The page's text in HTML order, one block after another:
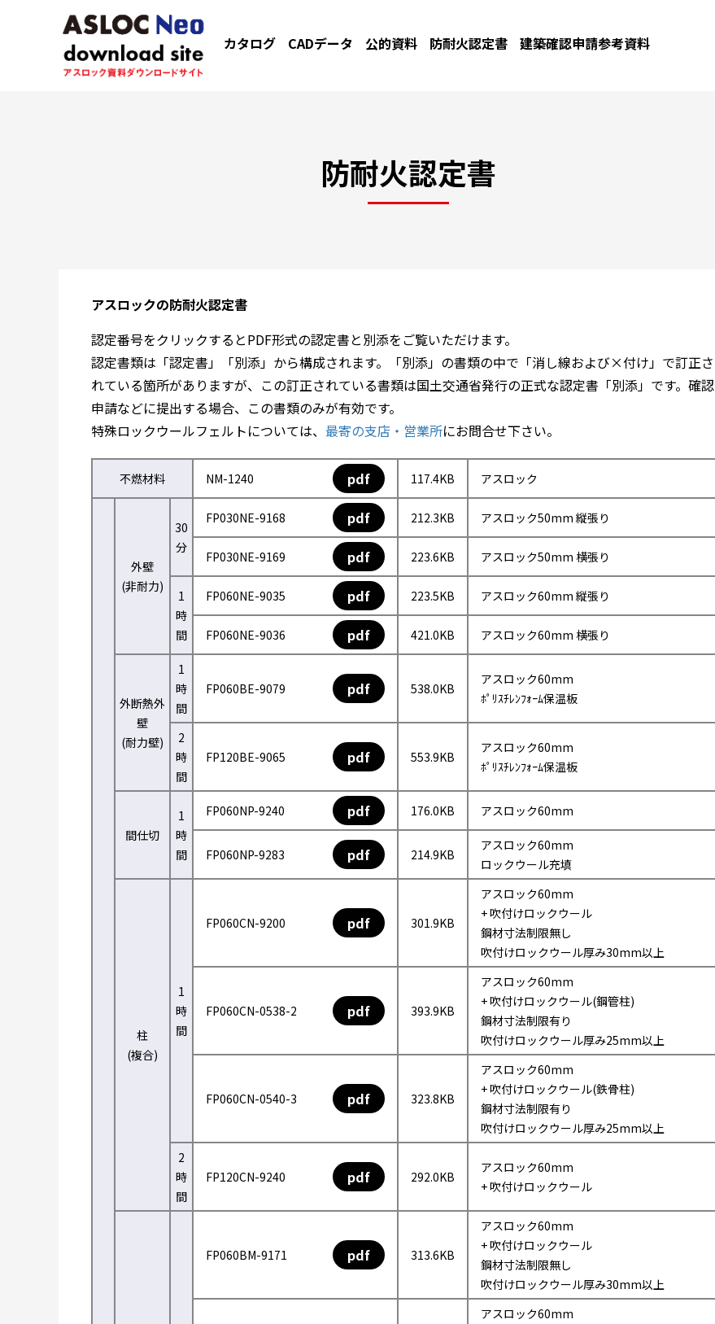
カタログ CADデータ 公的資料 防耐火認定書 建築確認申請参考資料
防耐火認定書
アスロックの防耐火認定書
認定番号をクリックするとPDF形式の認定書と別添をご覧いただけます。
認定書類は「認定書」「別添」から構成されます。「別添」の書類の中で「消し線および×付け」で訂正さ
れている箇所がありますが、この訂正されている書類は国土交通省発行の正式な認定書「別添」です。確認
申請などに提出する場合、この書類のみが有効です。
特殊ロックウールフェルトについては、 最寄の支店・営業所にお問合せ下さい。
不燃材料 NM-1240 pdf 117.4KB アスロック
外壁
(非耐力)
30
分
FP030NE-9168 pdf 212.3KB アスロック50mm 縦張り
FP030NE-9169 pdf 223.6KB アスロック50mm 横張り
1
時
間
FP060NE-9035 pdf 223.5KB アスロック60mm 縦張り
FP060NE-9036 pdf 421.0KB アスロック60mm 横張り
外断熱外
壁
(耐力壁)
1
時
間
FP060BE-9079 pdf 538.0KB
アスロック60mm
ﾎﾟﾘｽﾁﾚﾝﾌｫｰﾑ保温板
2
時
間
FP120BE-9065 pdf 553.9KB
アスロック60mm
ﾎﾟﾘｽﾁﾚﾝﾌｫｰﾑ保温板
間仕切
1
時
間
FP060NP-9240 pdf 176.0KB アスロック60mm
FP060NP-9283 pdf 214.9KB
アスロック60mm
ロックウール充填
柱
(複合)
1
時
間
FP060CN-9200 pdf 301.9KB
アスロック60mm
+ 吹付けロックウール
鋼材寸法制限無し
吹付けロックウール厚み30mm以上
FP060CN-0538-2 pdf 393.9KB
アスロック60mm
+ 吹付けロックウール(鋼管柱)
鋼材寸法制限有り
吹付けロックウール厚み25mm以上
FP060CN-0540-3 pdf 323.8KB
アスロック60mm
+ 吹付けロックウール(鉄骨柱)
鋼材寸法制限有り
吹付けロックウール厚み25mm以上
2
時
間
FP120CN-9240 pdf 292.0KB
アスロック60mm
+ 吹付けロックウール
FP060BM-9171 pdf 313.6KB
アスロック60mm
+ 吹付けロックウール
鋼材寸法制限無し
吹付けロックウール厚み30mm以上
アスロック60mm